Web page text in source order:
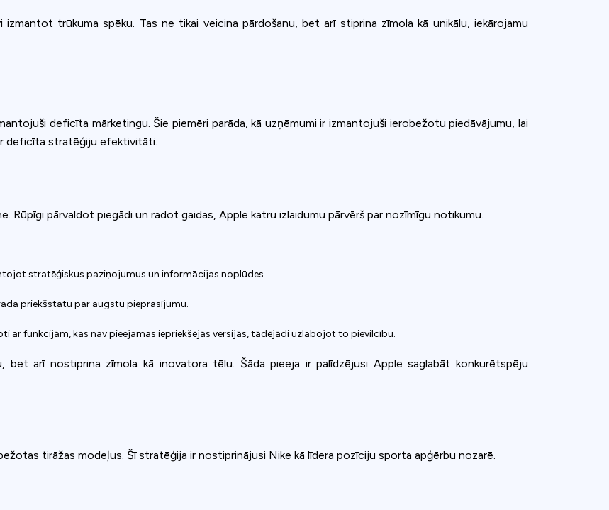
trūkuma spēku. Tas ne tikai veicina pārdošanu, bet arī stiprina zīmola kā unikālu, iekārojamu
deficīta mārketingu. Šie piemēri parāda, kā uzņēmumi ir izmantojuši ierobežotu piedāvājumu, lai
deficīta stratēģiju efektivitāti.
Rūpīgi pārvaldot piegādi un radot gaidas, Apple katru izlaidumu pārvērš par nozīmīgu notikumu.
stratēģiskus paziņojumus un informācijas noplūdes.
priekšstatu par augstu pieprasījumu.
ar funkcijām, kas nav pieejamas iepriekšējās versijās, tādējādi uzlabojot to pievilcību.
arī nostiprina zīmola kā inovatora tēlu. Šāda pieeja ir palīdzējusi Apple saglabāt konkurētspēju
tirāžas modeļus. Šī stratēģija ir nostiprinājusi Nike kā līdera pozīciju sporta apģērbu nozarē.